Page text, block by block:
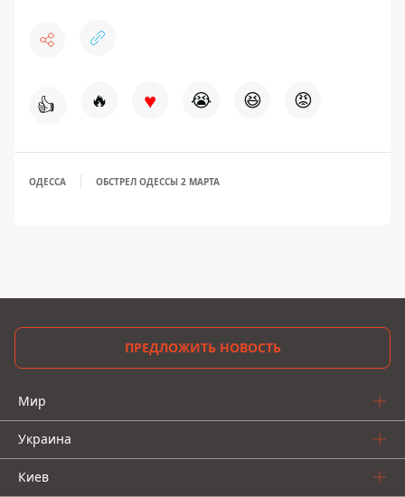
👍 🔥 ♥ 😭 😆 😡
ОДЕССА ОБСТРЕЛ ОДЕССЫ 2 МАРТА
ПРЕДЛОЖИТЬ НОВОСТЬ
Мир
Украина
Киев